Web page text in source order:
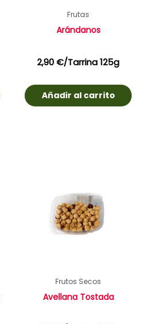
Frutas
Arándanos
2,90€/Tarrina 125g
Añadir al carrito
Frutos Secos
Avellana Tostada